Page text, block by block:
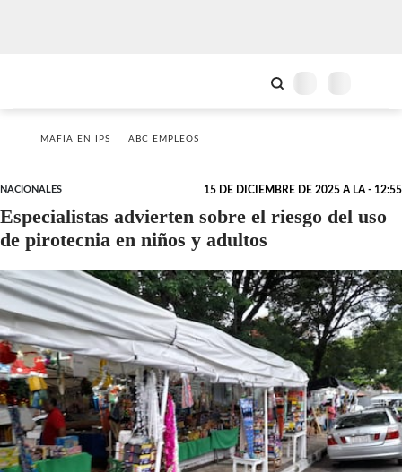
MAFIA EN IPS ABC EMPLEOS
NACIONALES 15 DE DICIEMBRE DE 2025 A LA - 12:55
Especialistas advierten sobre el riesgo del uso
de pirotecnia en niños y adultos